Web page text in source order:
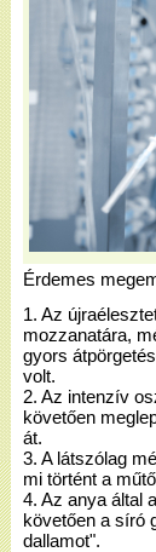
Érdemes
1. Az
mozzanatára,
gyors
volt.
2. Az intenzív
követően
át.
3. A látszólag
mi történt a
4. Az anya által
követően a síró
dallamot".